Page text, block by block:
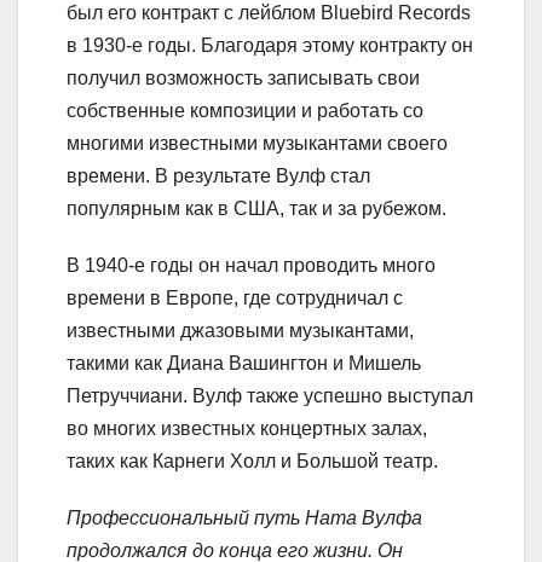
был его контракт с лейблом Bluebird Records
в 1930-е годы. Благодаря этому контракту он
получил возможность записывать свои
собственные композиции и работать со
многими известными музыкантами своего
времени. В результате Вулф стал
популярным как в США, так и за рубежом.
В 1940-е годы он начал проводить много
времени в Европе, где сотрудничал с
известными джазовыми музыкантами,
такими как Диана Вашингтон и Мишель
Петруччиани. Вулф также успешно выступал
во многих известных концертных залах,
таких как Карнеги Холл и Большой театр.
Профессиональный путь Ната Вулфа
продолжался до конца его жизни. Он